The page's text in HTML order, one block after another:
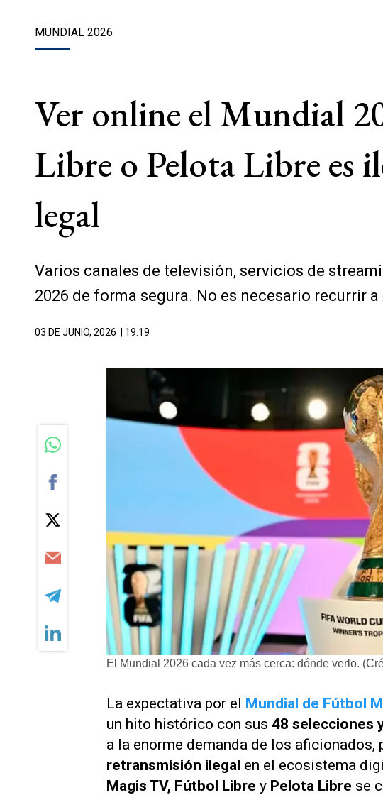
MUNDIAL 2026
Ver online el Mundial
Libre o Pelota Libre es
legal
Varios canales de televisión, servicios de
2026 de forma segura. No es necesario recurrir
03 DE JUNIO, 2026 | 19.19
El Mundial 2026 cada vez más cerca: dónde verlo.
La expectativa por el Mundial de Fútbol
un hito histórico con sus 48 selecciones
a la enorme demanda de los
retransmisión ilegal en el ecosistema
Magis TV, Fútbol Libre y Pelota Libre se